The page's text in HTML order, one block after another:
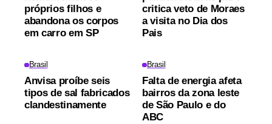
próprios filhos e
abandona os corpos
em carro em SP
critica veto de Moraes
a visita no Dia dos
Pais
Brasil
Anvisa proíbe seis
tipos de sal fabricados
clandestinamente
Brasil
Falta de energia afeta
bairros da zona leste
de São Paulo e do
ABC